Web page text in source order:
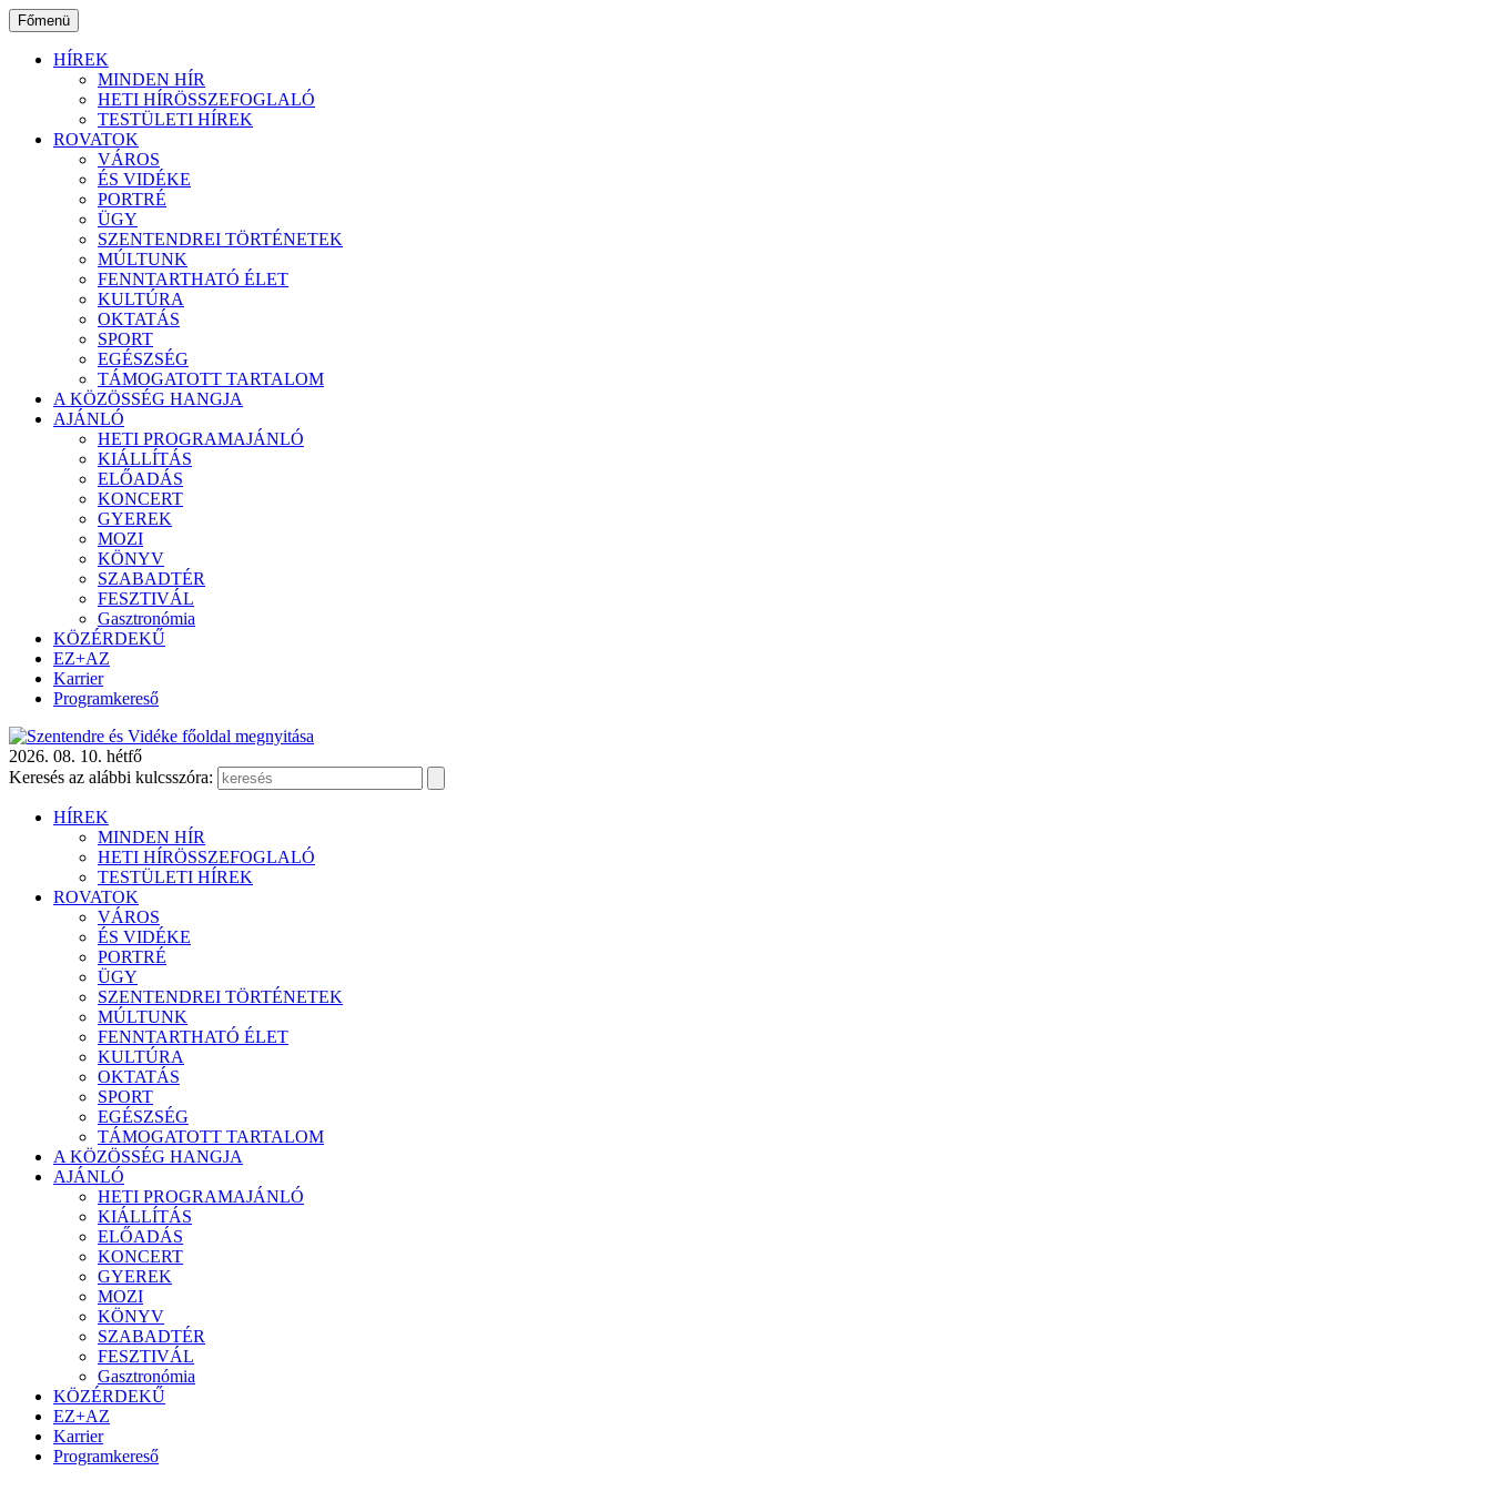
Ugrás
a
tartalomhoz
Főmenü
HÍREK
MINDEN HÍR
HETI HÍRÖSSZEFOGLALÓ
TESTÜLETI HÍREK
ROVATOK
VÁROS
ÉS VIDÉKE
PORTRÉ
ÜGY
SZENTENDREI TÖRTÉNETEK
MÚLTUNK
FENNTARTHATÓ ÉLET
KULTÚRA
OKTATÁS
SPORT
EGÉSZSÉG
TÁMOGATOTT TARTALOM
A KÖZÖSSÉG HANGJA
AJÁNLÓ
HETI PROGRAMAJÁNLÓ
KIÁLLÍTÁS
ELŐADÁS
KONCERT
GYEREK
MOZI
KÖNYV
SZABADTÉR
FESZTIVÁL
Gasztronómia
KÖZÉRDEKŰ
EZ+AZ
Karrier
Programkereső
2026. 08. 10. hétfő
Keresés az alábbi kulcsszóra:
HÍREK
MINDEN HÍR
HETI HÍRÖSSZEFOGLALÓ
TESTÜLETI HÍREK
ROVATOK
VÁROS
ÉS VIDÉKE
PORTRÉ
ÜGY
SZENTENDREI TÖRTÉNETEK
MÚLTUNK
FENNTARTHATÓ ÉLET
KULTÚRA
OKTATÁS
SPORT
EGÉSZSÉG
TÁMOGATOTT TARTALOM
A KÖZÖSSÉG HANGJA
AJÁNLÓ
HETI PROGRAMAJÁNLÓ
KIÁLLÍTÁS
ELŐADÁS
KONCERT
GYEREK
MOZI
KÖNYV
SZABADTÉR
FESZTIVÁL
Gasztronómia
KÖZÉRDEKŰ
EZ+AZ
Karrier
Programkereső